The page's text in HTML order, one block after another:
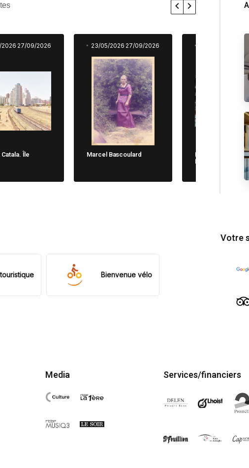
27/09/2026
Île
23/05/2026 27/09/2026
Marcel Bascoulard
27/
Michela Cane. Chi
Non Dimentica
Bienvenue vélo
Votre
Media Services/financiers